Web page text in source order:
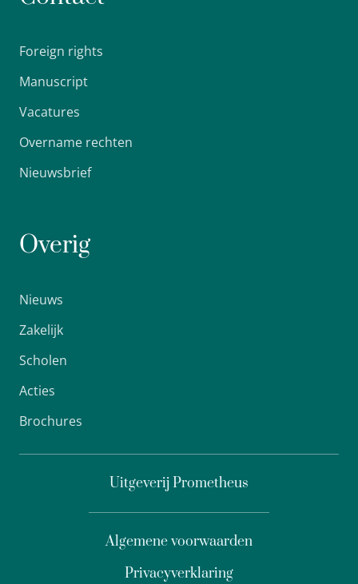
Foreign rights
Manuscript
Vacatures
Overname rechten
Nieuwsbrief
Overig
Nieuws
Zakelijk
Scholen
Acties
Brochures
Uitgeverij Prometheus
Privacyverklaring
Algemene voorwaarden